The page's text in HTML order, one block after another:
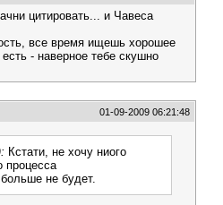
цитировать... и Чавеса
все время ищешь хорошее
- наверное тебе скушно
01-09-2009 06:21:48
Кстати, не хочу ниого
процесса
не будет.